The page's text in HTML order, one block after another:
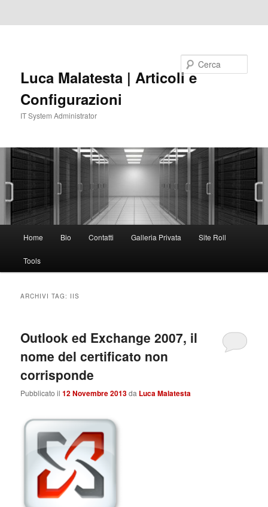
Luca Malatesta | Articoli e
Configurazioni
IT System Administrator
principale
Home Bio Contatti Galleria Privata Site Roll
Tools
ARCHIVI TAG: IIS
Outlook ed Exchange 2007, il
nome del certificato non
corrisponde
Pubblicato il12 Novembre 2013da Luca Malatesta